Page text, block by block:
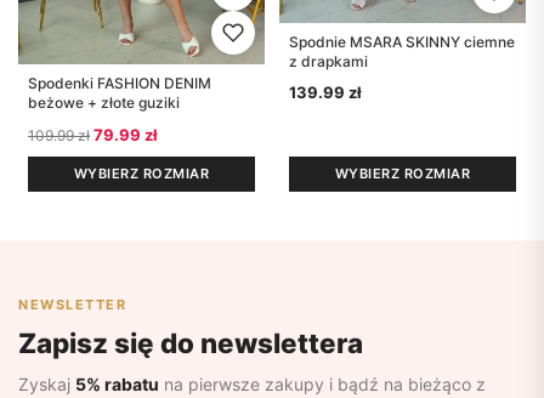
Spodenki FASHION DENIM
beżowe + złote guziki
109.99zł Pierwotna cena wynosiła: 109.99 zł.
79.99 złAktualna cena wynosi: 79.99 zł.
WYBIERZ ROZMIAR
Spodnie MSARA SKINNY ciemne
z drapkami
139.99 zł
WYBIERZ ROZMIAR
NEWSLETTER
Zapisz się do newslettera
Zyskaj 5% rabatu na pierwsze zakupy i bądź na bieżąco z